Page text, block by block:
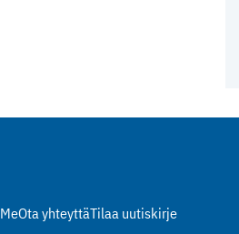
MeOta yhteyttäTilaa uutiskirje